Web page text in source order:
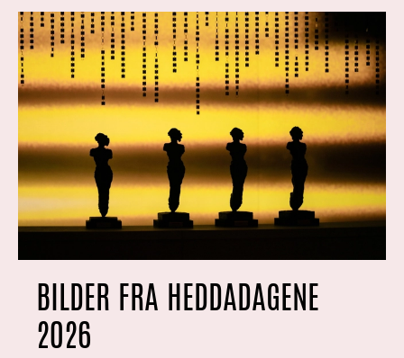
BILDER FRA HEDDADAGENE
2026